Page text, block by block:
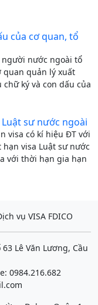
của cơ quan, tổ
nước ngoài tổ
quan quản lý xuất
ký và con dấu của
sư nước ngoài
visa có kí hiệu ĐT với
visa Luật sư nước
với thời hạn gia hạn
vụ VISA FDICO
Lê Văn Lương, Cầu
0984.216.682